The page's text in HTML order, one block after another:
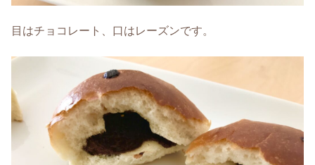
目はチョコレート、口はレーズンです。